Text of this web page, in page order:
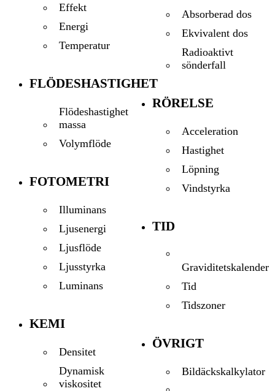
Effekt
Energi
Temperatur
FLÖDESHASTIGHET
Flödeshastighet
massa
Volymflöde
FOTOMETRI
Illuminans
Ljusenergi
Ljusflöde
Ljusstyrka
Luminans
KEMI
Densitet
Dynamisk
viskositet
Absorberad dos
Ekvivalent dos
Radioaktivt
sönderfall
RÖRELSE
Acceleration
Hastighet
Löpning
Vindstyrka
TID
Graviditetskalender
Tid
Tidszoner
ÖVRIGT
Bildäckskalkylator